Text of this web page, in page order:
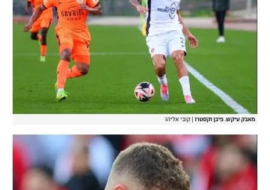
מאבק עיקש. פיבן וקסטרו קובי אליהו